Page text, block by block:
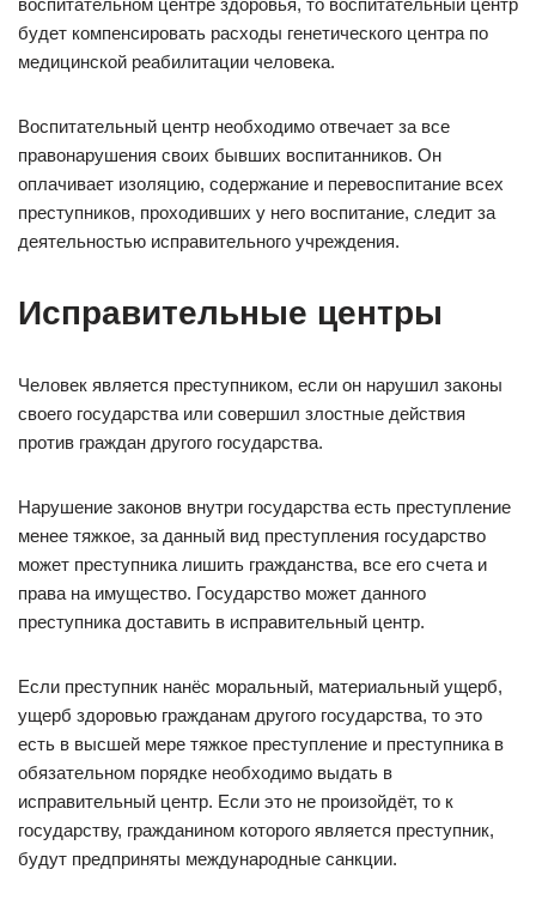
воспитательном центре здоровья, то воспитательный центр
будет компенсировать расходы генетического центра по
медицинской реабилитации человека.
Воспитательный центр необходимо отвечает за все
правонарушения своих бывших воспитанников. Он
оплачивает изоляцию, содержание и перевоспитание всех
преступников, проходивших у него воспитание, следит за
деятельностью исправительного учреждения.
Исправительные центры
Человек является преступником, если он нарушил законы
своего государства или совершил злостные действия
против граждан другого государства.
Нарушение законов внутри государства есть преступление
менее тяжкое, за данный вид преступления государство
может преступника лишить гражданства, все его счета и
права на имущество. Государство может данного
преступника доставить в исправительный центр.
Если преступник нанёс моральный, материальный ущерб,
ущерб здоровью гражданам другого государства, то это
есть в высшей мере тяжкое преступление и преступника в
обязательном порядке необходимо выдать в
исправительный центр. Если это не произойдёт, то к
государству, гражданином которого является преступник,
будут предприняты международные санкции.